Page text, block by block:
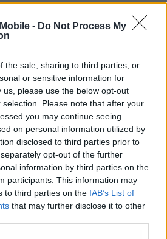
- Do Not Process My
the sale, sharing to third parties, or
or sensitive information for
please use the below opt-out
Please note that after your
you may continue seeing
on personal information utilized by
disclosed to third parties prior to
opt-out of the further
information by third parties on the
participants. This information may
to third parties on the IAB’s List of
that may further disclose it to other
– ha dichiarato Andrea
Federfarma Marche – da
aziende, si sono rese
questa importante
sollecitata da
già 100 farmacie
operative, previa
di dosi da
100 entreranno in
appena
obbligatoria
con
un valore
Avitabile – perché si dà